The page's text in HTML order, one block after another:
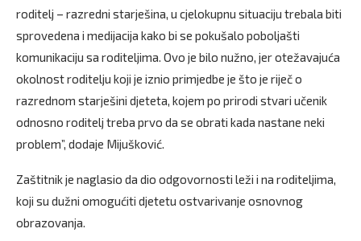
roditelj – razredni starješina, u cjelokupnu situaciju trebala biti
sprovedena i medijacija kako bi se pokušalo poboljašti
komunikaciju sa roditeljima. Ovo je bilo nužno, jer otežavajuća
okolnost roditelju koji je iznio primjedbe je što je riječ o
razrednom starješini djeteta, kojem po prirodi stvari učenik
odnosno roditelj treba prvo da se obrati kada nastane neki
problem”, dodaje Mijušković.
Zaštitnik je naglasio da dio odgovornosti leži i na roditeljima,
koji su dužni omogućiti djetetu ostvarivanje osnovnog
obrazovanja.